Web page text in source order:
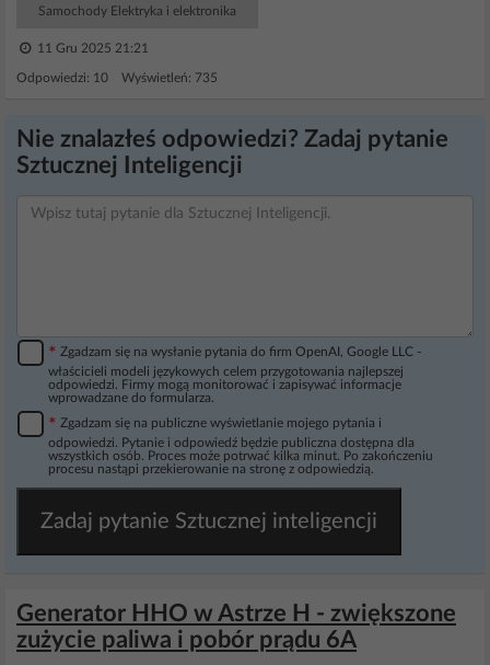
Samochody Elektryka i elektronika
11 Gru 2025 21:21
Odpowiedzi: 10 Wyświetleń: 735
Nie znalazłeś odpowiedzi? Zadaj pytanie
Sztucznej Inteligencji
* Zgadzam się na wysłanie pytania do firm OpenAI, Google LLC -
właścicieli modeli językowych celem przygotowania najlepszej
odpowiedzi. Firmy mogą monitorować i zapisywać informacje
wprowadzane do formularza.
* Zgadzam się na publiczne wyświetlanie mojego pytania i
odpowiedzi. Pytanie i odpowiedź będzie publiczna dostępna dla
wszystkich osób. Proces może potrwać kilka minut. Po zakończeniu
procesu nastąpi przekierowanie na stronę z odpowiedzią.
Zadaj pytanie Sztucznej inteligencji
Generator HHO w Astrze H - zwiększone
zużycie paliwa i pobór prądu 6A